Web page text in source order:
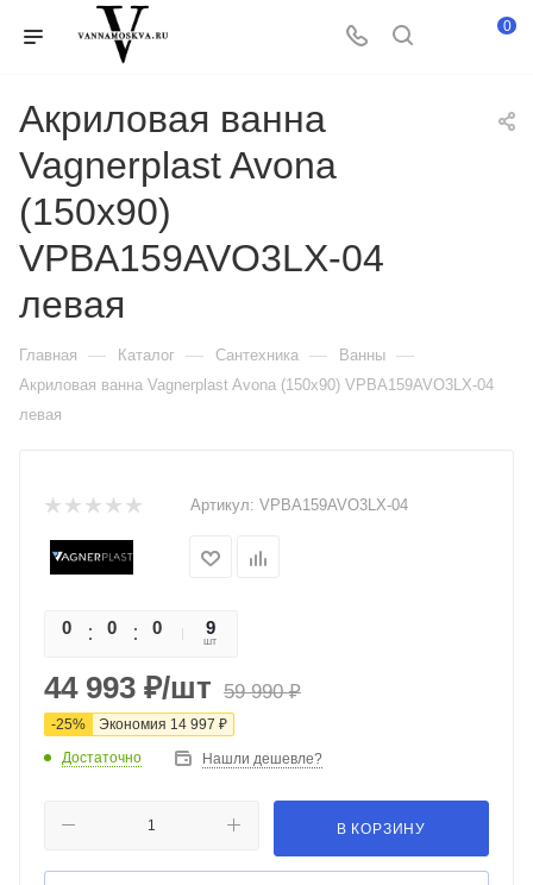
0
Акриловая ванна
Vagnerplast Avona
(150x90)
VPBA159AVO3LX-04
левая
Главная — Каталог — Сантехника — Ванны —
Акриловая ванна Vagnerplast Avona (150x90) VPBA159AVO3LX-04
левая
Артикул: VPBA159AVO3LX-04
0 0 0 09
шт
44 993 ₽/шт 59 990₽
-25% Экономия 14 997 ₽
Достаточно Нашли дешевле?
В КОРЗИНУ